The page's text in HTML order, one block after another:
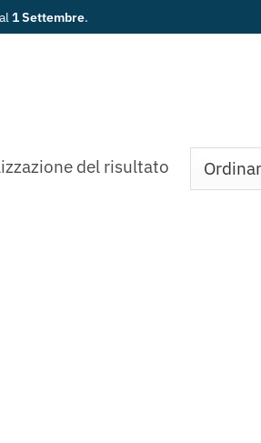
1 Settembre.
del risultato